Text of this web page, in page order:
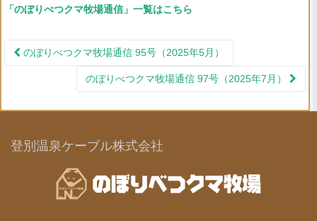
「のぼりべつクマ牧場通信」一覧はこちら
投稿ナビゲーション
のぼりべつクマ牧場通信 95号（2025年5月）
のぼりべつクマ牧場通信 97号（2025年7月）
登別温泉ケーブル株式会社